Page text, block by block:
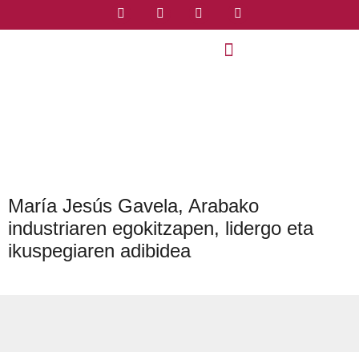
María Jesús Gavela, Arabako
industriaren egokitzapen, lidergo eta
ikuspegiaren adibidea